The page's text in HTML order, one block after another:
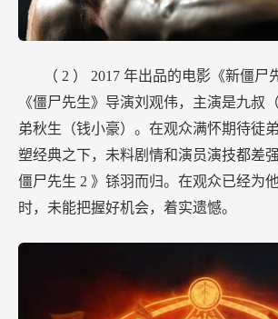
（ 2 ） 2017 年出品的电影《新僵尸
《僵尸先生》导演刘观伟，主演是九叔
弟秋生（钱小豪）。在观众满怀期待徒
塑经典之下，未料剧情和演员演技都差
僵尸先生 2 》铩羽而归。在观众已经为
时，未能把握好机会，着实遗憾。